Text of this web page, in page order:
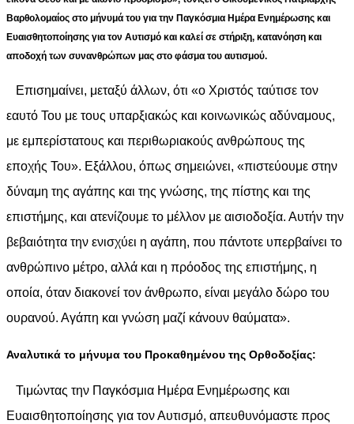
Βαρθολομαίος στο μήνυμά του για την Παγκόσμια Ημέρα Ενημέρωσης και
Ευαισθητοποίησης για τον Αυτισμό και καλεί σε στήριξη, κατανόηση και
αποδοχή των συνανθρώπων μας στο φάσμα του αυτισμού.
Επισημαίνει, μεταξύ άλλων, ότι «ο Χριστός ταύτισε τον
εαυτό Του με τους υπαρξιακώς και κοινωνικώς αδύναμους,
με εμπερίστατους και περιθωριακούς ανθρώπους της
εποχής Του». Εξάλλου, όπως σημειώνει, «πιστεύουμε στην
δύναμη της αγάπης και της γνώσης, της πίστης και της
επιστήμης, και ατενίζουμε το μέλλον με αισιοδοξία. Αυτήν την
βεβαιότητα την ενισχύει η αγάπη, που πάντοτε υπερβαίνει το
ανθρώπινο μέτρο, αλλά και η πρόοδος της επιστήμης, η
οποία, όταν διακονεί τον άνθρωπο, είναι μεγάλο δώρο του
ουρανού. Αγάπη και γνώση μαζί κάνουν θαύματα».
Αναλυτικά το μήνυμα του Προκαθημένου της Ορθοδοξίας:
Τιμώντας την Παγκόσμια Ημέρα Ενημέρωσης και
Ευαισθητοποίησης για τον Αυτισμό, απευθυνόμαστε προς